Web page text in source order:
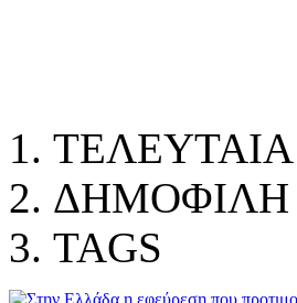
ΔΗΜΟΦΙΛΗ
TAGS